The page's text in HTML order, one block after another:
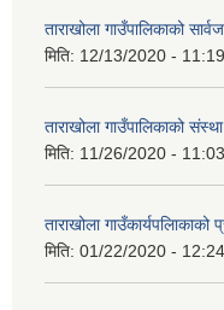
ताराखोला गाउँपालिकाको
मिति: 12/13/2020 - 11:19
ताराखोला गाउँपालिकाको
मिति: 11/26/2020 - 11:03
ताराखोला
मिति: 01/22/2020 - 12:24